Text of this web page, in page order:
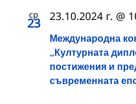
ср
23
Международна
„Културната
постижения и
съвременната
23.10.2024 г. @